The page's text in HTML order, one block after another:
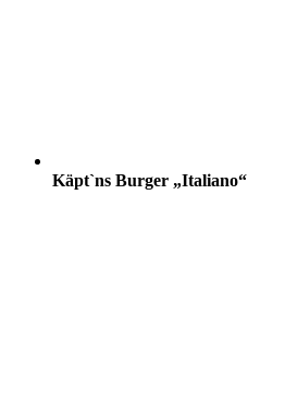
Käpt`ns Burger „Italiano“